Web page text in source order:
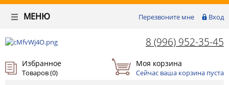
Перезвоните мне Вход
МЕНЮ
8 (996) 952-35-45
Избранное
Товаров (0)
Моя корзина
Сейчас ваша корзина пуста